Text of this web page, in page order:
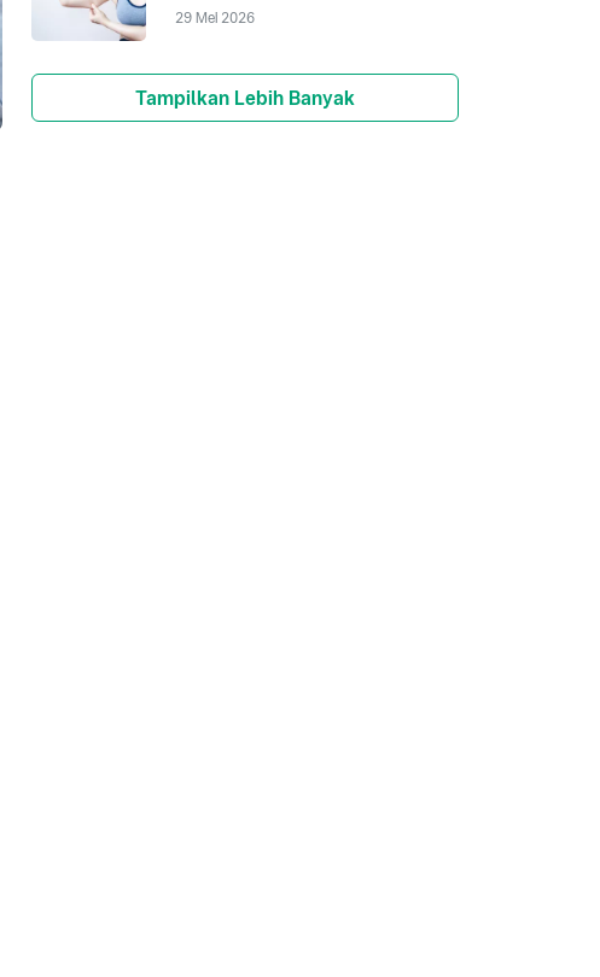
29 Mei 2026
Tampilkan Lebih Banyak